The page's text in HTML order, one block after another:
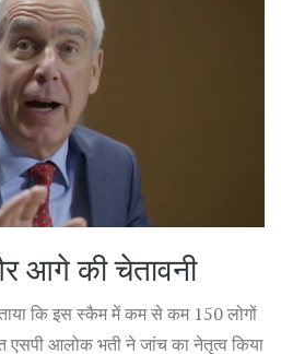
आगे की चेतावनी
कि इस स्कैम में कम से कम 150 लोगों
एसपी आलोक भती ने जांच का नेतृत्व किया